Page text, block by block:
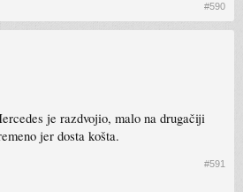
#590
je razdvojio, malo na drugačiji
jer dosta košta.
#591